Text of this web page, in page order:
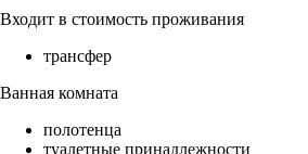
Входит в стоимость проживания
трансфер
Ванная комната
полотенца
туалетные принадлежности